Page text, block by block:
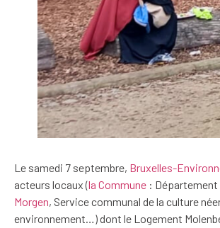
Le samedi 7 septembre, Bruxelles-
acteurs locaux (la Commune : Département
Morgen, Service communal de la culture
environnement…) dont le Logement